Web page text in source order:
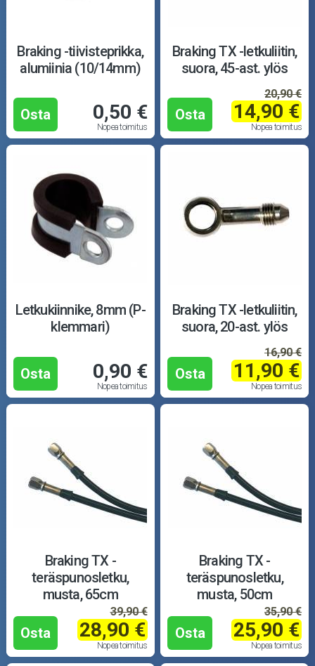
Puutarha ja metsä
Ajovarusteet
Nastarenkaat
Renkaat ja vanteet
Öljyt ja kemikaalit
Työkalut
Braking -tiivisteprikka,
alumiinia (10/14mm)
Osta 0,50 €
Nopea toimitus
Braking TX -letkuliitin,
suora, 45-ast. ylös
Osta
20,90 €
14,90 €
Nopea toimitus
Letkukiinnike, 8mm (P-
klemmari)
Osta 0,90 €
Nopea toimitus
Braking TX -letkuliitin,
suora, 20-ast. ylös
Osta
16,90 €
11,90 €
Nopea toimitus
Braking TX -
teräspunosletku,
musta, 65cm
Osta
39,90 €
28,90 €
Nopea toimitus
Braking TX -
teräspunosletku,
musta, 50cm
Osta
35,90 €
25,90 €
Nopea toimitus